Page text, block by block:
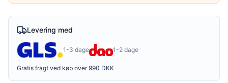
Levering med
1-3 dage 1-2 dage
Gratis fragt ved køb over 990 DKK